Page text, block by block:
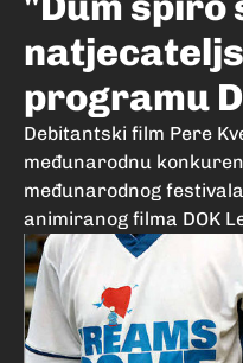
programu
Debitantski film Pere
međunarodnu
međunarodnog
animiranog filma DOK